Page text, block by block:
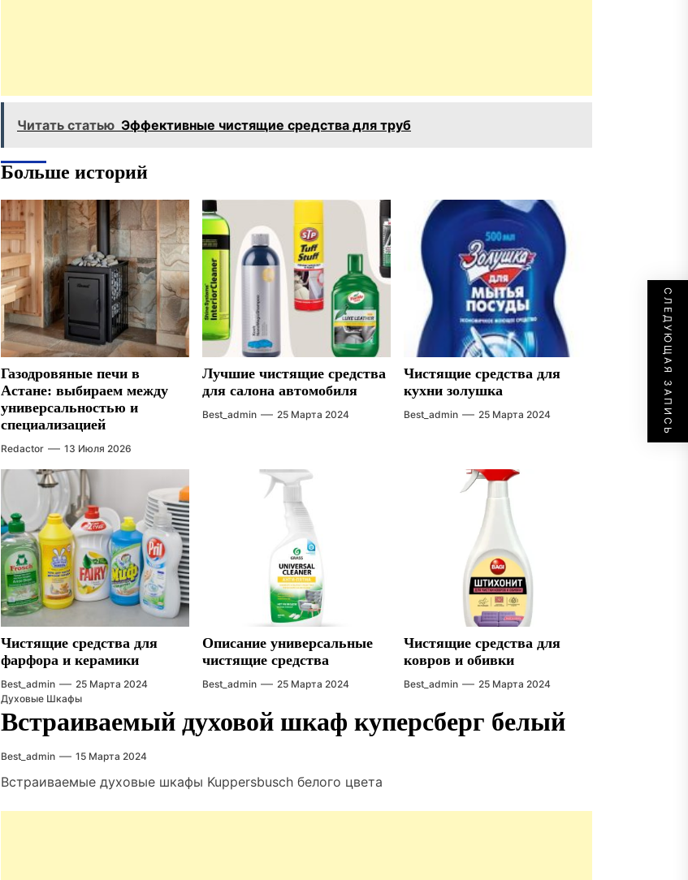
Читать статью Эффективные чистящие средства для труб
СЛЕДУЮЩАЯ ЗАПИСЬ
Больше историй
Газодровяные печи в
Астане: выбираем между
универсальностью и
специализацией
Redactor 13 Июля 2026
Лучшие чистящие средства
для салона автомобиля
Best_admin 25 Марта 2024
Чистящие средства для
кухни золушка
Best_admin 25 Марта 2024
Чистящие средства для
фарфора и керамики
Best_admin 25 Марта 2024
Описание универсальные
чистящие средства
Best_admin 25 Марта 2024
Чистящие средства для
ковров и обивки
Best_admin
25 Марта 2024
Духовые Шкафы
Встраиваемый духовой шкаф куперсберг белый
Best_admin 15 Марта 2024
Встраиваемые духовые шкафы Kuppersbusch белого цвета